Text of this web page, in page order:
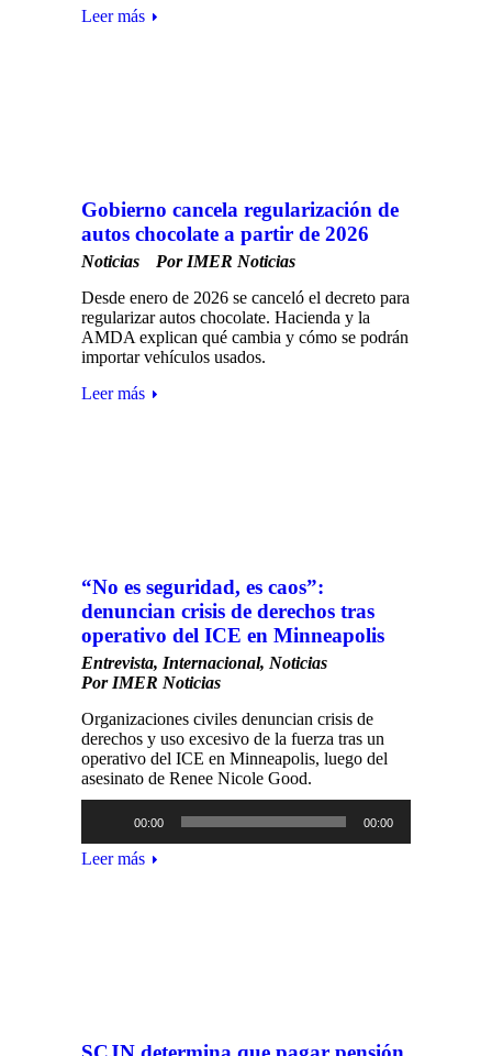
Leer más
Gobierno cancela regularización de
autos chocolate a partir de 2026
Noticias Por IMER Noticias
Desde enero de 2026 se canceló el decreto para
regularizar autos chocolate. Hacienda y la
AMDA explican qué cambia y cómo se podrán
importar vehículos usados.
Leer más
“No es seguridad, es caos”:
denuncian crisis de derechos tras
operativo del ICE en Minneapolis
Entrevista, Internacional, Noticias
Por IMER Noticias
Organizaciones civiles denuncian crisis de
derechos y uso excesivo de la fuerza tras un
operativo del ICE en Minneapolis, luego del
asesinato de Renee Nicole Good.
audio
00:00 00:00
Leer más